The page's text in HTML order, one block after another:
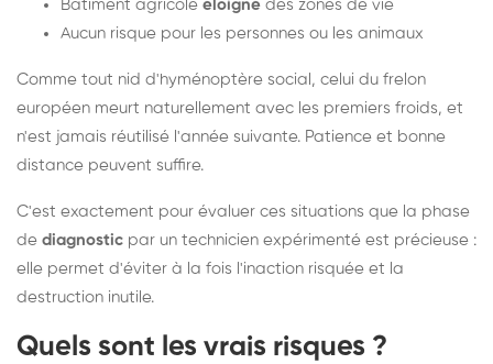
Bâtiment agricole éloigné des zones de vie
Aucun risque pour les personnes ou les animaux
Comme tout nid d'hyménoptère social, celui du frelon
européen meurt naturellement avec les premiers froids, et
n'est jamais réutilisé l'année suivante. Patience et bonne
distance peuvent suffire.
C'est exactement pour évaluer ces situations que la phase
de diagnostic par un technicien expérimenté est précieuse :
elle permet d'éviter à la fois l'inaction risquée et la
destruction inutile.
Quels sont les vrais risques ?